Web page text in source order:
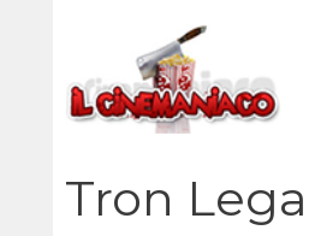
contenuto
Tron